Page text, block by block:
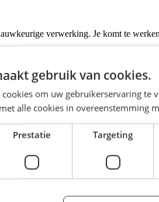
verwerking. Je komt te
gebruik van cookies.
om uw gebruikerservaring te
alle cookies in overeenstemming
Prestatie Targeting